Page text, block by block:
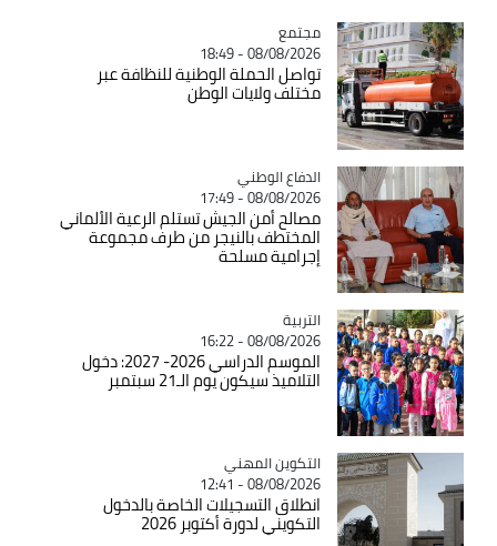
Catégorie
مجتمع
08/08/2026 - 18:49
تواصل الحملة الوطنية للنظافة عبر
مختلف ولايات الوطن
Catégorie
الدفاع الوطني
08/08/2026 - 17:49
مصالح أمن الجيش تستلم الرعية الألماني
المختطف بالنيجر من طرف مجموعة
إجرامية مسلحة
Catégorie
التربية
08/08/2026 - 16:22
الموسم الدراسي 2026- 2027: دخول
التلاميذ سيكون يوم الـ21 سبتمبر
Catégorie
التكوين المهني
08/08/2026 - 12:41
انطلاق التسجيلات الخاصة بالدخول
التكويني لدورة أكتوبر 2026